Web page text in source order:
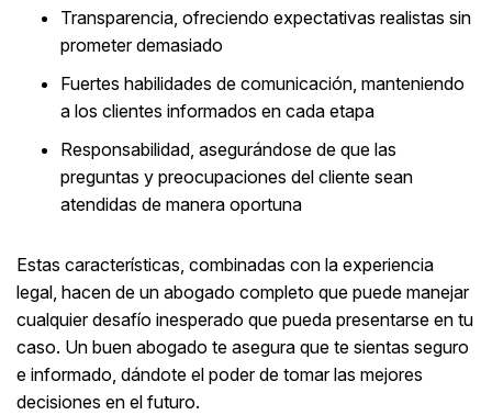
Transparencia, ofreciendo expectativas realistas sin
prometer demasiado
Fuertes habilidades de comunicación, manteniendo
a los clientes informados en cada etapa
Responsabilidad, asegurándose de que las
preguntas y preocupaciones del cliente sean
atendidas de manera oportuna
Estas características, combinadas con la experiencia
legal, hacen de un abogado completo que puede manejar
cualquier desafío inesperado que pueda presentarse en tu
caso. Un buen abogado te asegura que te sientas seguro
e informado, dándote el poder de tomar las mejores
decisiones en el futuro.